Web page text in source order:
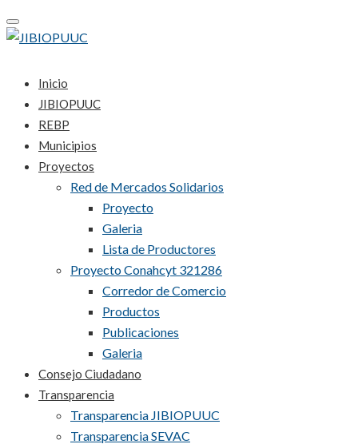
Toggle
navigation
Inicio
JIBIOPUUC
REBP
Municipios
Proyectos
Red de Mercados Solidarios
Proyecto
Galeria
Lista de Productores
Proyecto Conahcyt 321286
Corredor de Comercio
Productos
Publicaciones
Galeria
Consejo Ciudadano
Transparencia
Transparencia JIBIOPUUC
Transparencia SEVAC